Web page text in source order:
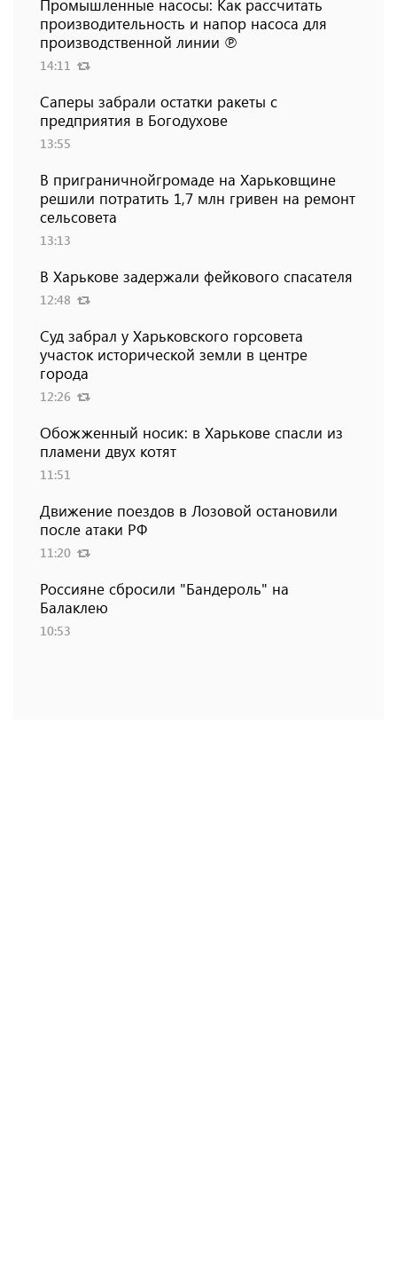
Промышленные насосы: Как рассчитать
производительность и напор насоса для
производственной линии ℗
14:11
Саперы забрали остатки ракеты с
предприятия в Богодухове
13:55
В приграничнойгромаде на Харьковщине
решили потратить 1,7 млн ​​гривен на ремонт
сельсовета
13:13
В Харькове задержали фейкового спасателя
12:48
Суд забрал у Харьковского горсовета
участок исторической земли в центре
города
12:26
Обожженный носик: в Харькове спасли из
пламени двух котят
11:51
Движение поездов в Лозовой остановили
после атаки РФ
11:20
Россияне сбросили "Бандероль" на
Балаклею
10:53